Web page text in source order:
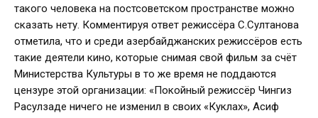
такого человека на постсоветском пространстве можно
сказать нету. Комментируя ответ режиссёра С.Султанова
отметила, что и среди азербайджанских режиссёров есть
такие деятели кино, которые снимая свой фильм за счёт
Министерства Культуры в то же время не поддаются
цензуре этой организации: «Покойный режиссёр Чингиз
Расулзаде ничего не изменил в своих «Куклах», Асиф